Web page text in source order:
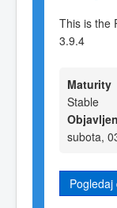
This is the
3.9.4
Maturity
Stable
subota,